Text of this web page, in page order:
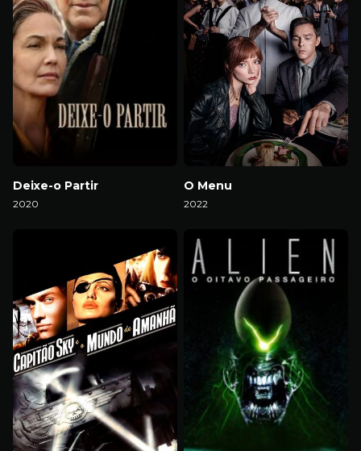
Deixe-o Partir
2020
O Menu
2022